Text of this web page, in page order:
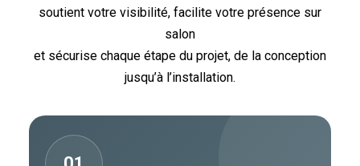
soutient votre visibilité, facilite votre présence sur
salon
et sécurise chaque étape du projet, de la conception
jusqu’à l’installation.